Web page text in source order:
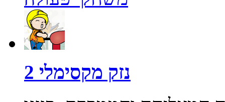
נזק מקסימלי 2